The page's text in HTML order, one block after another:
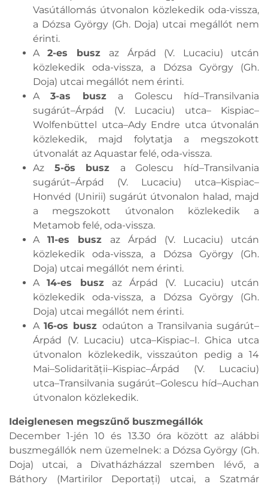
Vasútállomás útvonalon közlekedik oda-vissza,
a Dózsa György (Gh. Doja) utcai megállót nem
érinti.
A2-es busz az Árpád (V. Lucaciu) utcán
közlekedik oda-vissza, a Dózsa György (Gh.
Doja) utcai megállót nem érinti.
A3-as busz a Golescu híd–Transilvania
sugárút–Árpád (V. Lucaciu) utca– Kispiac–
Wolfenbüttel utca–Ady Endre utca útvonalán
közlekedik, majd folytatja a megszokott
útvonalát az Aquastar felé, oda-vissza.
Az 5-ös busz a Golescu híd–Transilvania
sugárút–Árpád (V. Lucaciu) utca–Kispiac–
Honvéd (Unirii) sugárút útvonalon halad, majd
a megszokott útvonalon közlekedik a
Metamob felé, oda-vissza.
A 11-es busz az Árpád (V. Lucaciu) utcán
közlekedik oda-vissza, a Dózsa György (Gh.
Doja) utcai megállót nem érinti.
A14-es busz az Árpád (V. Lucaciu) utcán
közlekedik oda-vissza, a Dózsa György (Gh.
Doja) utcai megállót nem érinti.
A16-os busz odaúton a Transilvania sugárút–
Árpád (V. Lucaciu) utca–Kispiac–I. Ghica utca
útvonalon közlekedik, visszaúton pedig a 14
Mai–Solidarității–Kispiac–Árpád (V. Lucaciu)
utca–Transilvania sugárút–Golescu híd–Auchan
útvonalon közlekedik.
Ideiglenesen megszűnő buszmegállók
December 1-jén 10 és 13.30 óra között az alábbi
buszmegállók nem üzemelnek: a Dózsa György (Gh.
Doja) utcai, a Divatházházzal szemben lévő, a
Báthory (Martirilor Deportați) utcai, a Szatmár